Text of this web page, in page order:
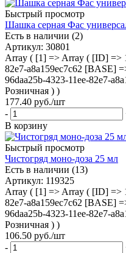
Быстрый просмотр
Шашка серная Фас
Есть в наличии (2)
Артикул: 30801
Array ( [1] => Array ( [ID] =>
82e7-a8a159ec7c62 [BASE]
96daa25b-4323-11ee-82e7-
Розничная ) )
177.40 руб./шт
-
В корзину
Быстрый просмотр
Чистогряд моно-доза 25 мл
Есть в наличии (13)
Артикул: 119325
Array ( [1] => Array ( [ID] =>
82e7-a8a159ec7c62 [BASE]
96daa25b-4323-11ee-82e7-
Розничная ) )
106.50 руб./шт
-